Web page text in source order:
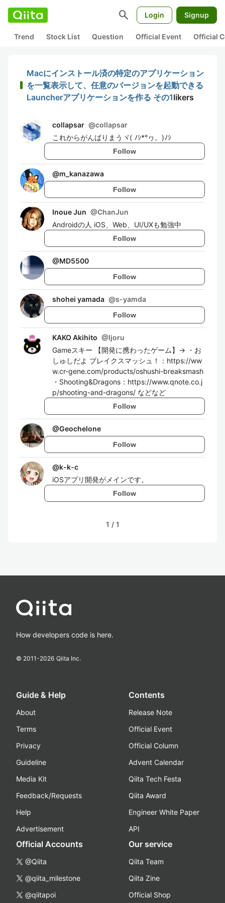
search Login Signup
Trend Stock List Question Official Event Official
Macにインストール済の特定のアプリケーション
を一覧表示して、任意のバージョンを起動できる
Launcherアプリケーションを作る その1likers
collapsar @collapsar
これからがんばりまうヾ( ﾉｼ*°ヮ。)ﾉｼ
Follow
@m_kanazawa
Follow
Inoue Jun @ChanJun
Androidの人 iOS、Web、UI/UXも勉強中
Follow
@MD5500
Follow
shohei yamada @s-yamda
Follow
KAKO Akihito @Ijoru
Gameスキー 【開発に携わったゲーム】→ ・お
しゅしだよ ブレイクスマッシュ！：https://ww
w.cr-gene.com/products/oshushi-breaksmash
・Shooting&Dragons：https://www.qnote.co.j
p/shooting-and-dragons/ などなど
Follow
@Geochelone
Follow
@k-k-c
iOSアプリ開発がメインです。
Follow
1 / 1
How developers code is here.
© 2011-2026 Qiita Inc.
Guide & Help
About
Terms
Privacy
Guideline
Media Kit
Feedback/Requests
Help
Advertisement
Contents
Release Note
Official Event
Official Column
Advent Calendar
Qiita Tech Festa
Qiita Award
Engineer White Paper
API
Official Accounts
@Qiita
@qiita_milestone
@qiitapoi
Our service
Qiita Team
Qiita Zine
Official Shop